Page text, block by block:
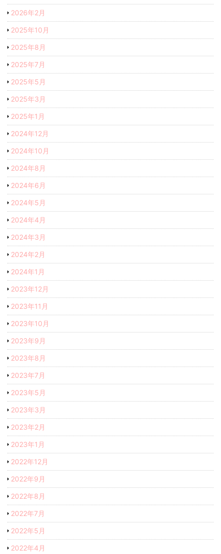
2026年2月
2025年10月
2025年8月
2025年7月
2025年5月
2025年3月
2025年1月
2024年12月
2024年10月
2024年8月
2024年6月
2024年5月
2024年4月
2024年3月
2024年2月
2024年1月
2023年12月
2023年11月
2023年10月
2023年9月
2023年8月
2023年7月
2023年5月
2023年3月
2023年2月
2023年1月
2022年12月
2022年9月
2022年8月
2022年7月
2022年5月
2022年4月